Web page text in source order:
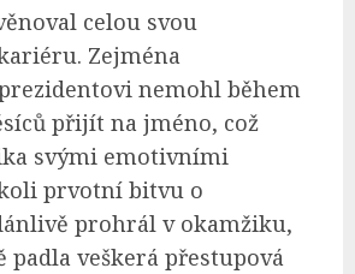
celou svou
Zejména
nemohl během
přijít na jméno, což
svými emotivními
prvotní bitvu o
prohrál v okamžiku,
veškerá přestupová